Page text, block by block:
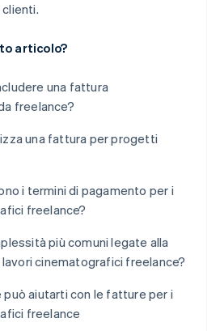
articolo?
una fattura
freelance?
una fattura per progetti
i termini di pagamento per i
freelance?
più comuni legate alla
cinematografici freelance?
può aiutarti con le fatture per i
freelance